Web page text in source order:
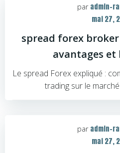
par admin-
mai 27,
spread forex
avantages et
Le spread Forex expliqué :
trading sur le
par admin-
mai 27,